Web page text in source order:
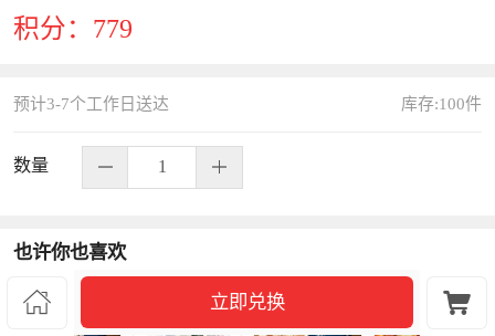
积分： 779
库存:100件
预计3-7个工作日送达
数量
也许你也喜欢
 立即兑换 